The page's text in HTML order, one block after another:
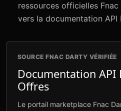
ressources officielles
vers la documentation API
SOURCE FNAC DARTY VÉRIFIÉE
Documentation API
Offres
Le portail marketplace Fnac